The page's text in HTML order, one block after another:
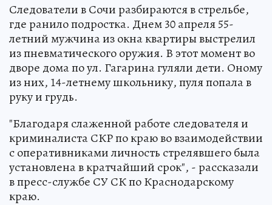
Следователи в Сочи разбираются в стрельбе,
где ранило подростка. Днем 30 апреля 55-
летний мужчина из окна квартиры выстрелил
из пневматического оружия. В этот момент во
дворе дома по ул. Гагарина гуляли дети. Оному
из них, 14-летнему школьнику, пуля попала в
руку и грудь.
"Благодаря слаженной работе следователя и
криминалиста СКР по краю во взаимодействии
с оперативниками личность стрелявшего была
установлена в кратчайший срок", - рассказали
в пресс-службе СУ СК по Краснодарскому
краю.